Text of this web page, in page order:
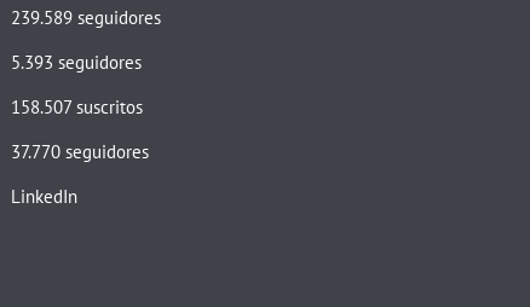
239.589 seguidores
5.393 seguidores
158.507 suscritos
37.770 seguidores
LinkedIn